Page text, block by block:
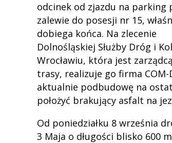
odcinek od zjazdu na parking
zalewie do posesji nr 15,
dobiega końca. Na zlecenie
Dolnośląskiej Służby Dróg i
Wrocławiu, która jest zarządcą
trasy, realizuje go firma COM-
aktualnie podbudowę na
położyć brakujący asfalt na
Od poniedziałku 8 września
3 Maja o długości blisko 600